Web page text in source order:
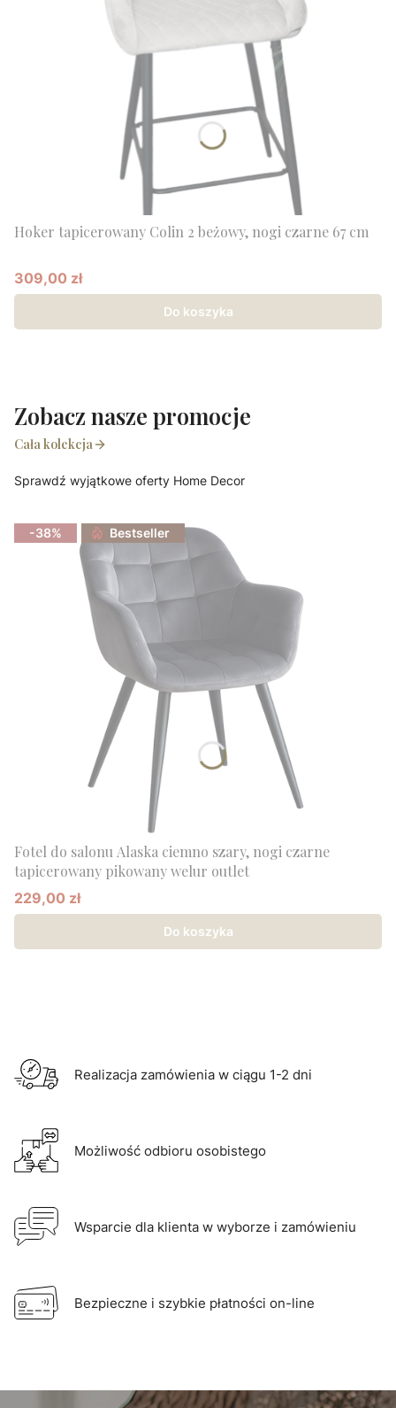
Hoker tapicerowany Colin 2 beżowy, nogi czarne 67 cm
Cena promocyjna
309,00 zł
Do koszyka
Zobacz nasze promocje
Cała kolekcja
Sprawdź wyjątkowe oferty Home Decor
-38% Bestseller
Fotel do salonu Alaska ciemno szary, nogi czarne
tapicerowany pikowany welur outlet
Cena promocyjna
229,00 zł
Do koszyka
Realizacja zamówienia w ciągu 1-2 dni
Możliwość odbioru osobistego
Wsparcie dla klienta w wyborze i zamówieniu
Bezpieczne i szybkie płatności on-line